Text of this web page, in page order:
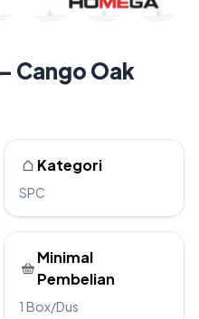
Cango Oak
Kategori
SPC
Minimal
Pembelian
1 Box/Dus